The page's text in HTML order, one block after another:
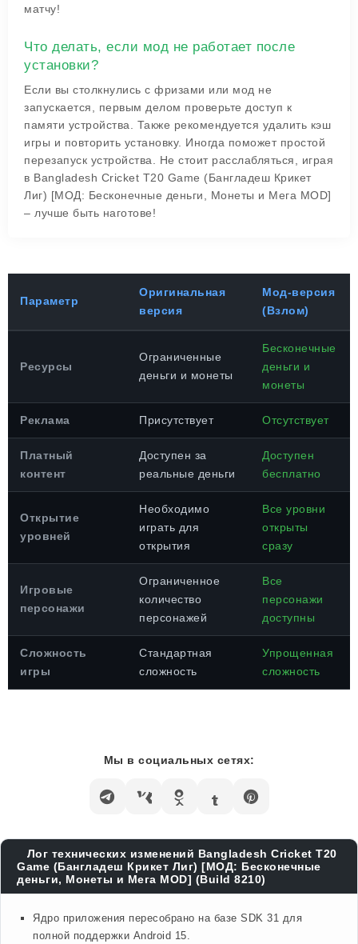
матчу!
Что делать, если мод не работает после
установки?
Если вы столкнулись с фризами или мод не
запускается, первым делом проверьте доступ к
памяти устройства. Также рекомендуется удалить кэш
игры и повторить установку. Иногда поможет простой
перезапуск устройства. Не стоит расслабляться, играя
в Bangladesh Cricket T20 Game (Бангладеш Крикет
Лиг) [МОД: Бесконечные деньги, Монеты и Мега MOD]
– лучше быть наготове!
Параметр
Оригинальная
версия
Мод-версия
(Взлом)
Ресурсы
Ограниченные
деньги и монеты
Бесконечные
деньги и
монеты
Реклама Присутствует Отсутствует
Платный
контент
Доступен за
реальные деньги
Доступен
бесплатно
Открытие
уровней
Необходимо
играть для
открытия
Все уровни
открыты
сразу
Игровые
персонажи
Ограниченное
количество
персонажей
Все
персонажи
доступны
Сложность
игры
Стандартная
сложность
Упрощенная
сложность
Мы в социальных сетях:
Лог технических изменений Bangladesh Cricket T20
Game (Бангладеш Крикет Лиг) [МОД: Бесконечные
деньги, Монеты и Мега MOD] (Build 8210)
Ядро приложения пересобрано на базе SDK 31 для
полной поддержки Android 15.